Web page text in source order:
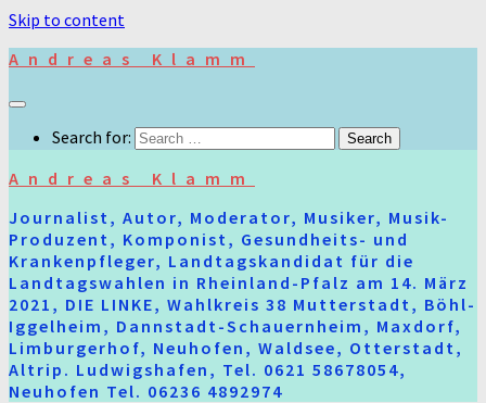
Skip to content
Andreas Klamm
Search for:
Andreas Klamm
Journalist, Autor, Moderator, Musiker, Musik-
Produzent, Komponist, Gesundheits- und
Krankenpfleger, Landtagskandidat für die
Landtagswahlen in Rheinland-Pfalz am 14. März
2021, DIE LINKE, Wahlkreis 38 Mutterstadt, Böhl-
Iggelheim, Dannstadt-Schauernheim, Maxdorf,
Limburgerhof, Neuhofen, Waldsee, Otterstadt,
Altrip. Ludwigshafen, Tel. 0621 58678054,
Neuhofen Tel. 06236 4892974